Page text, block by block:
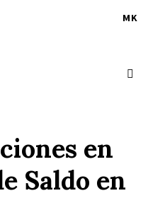
MK
en
Saldo en